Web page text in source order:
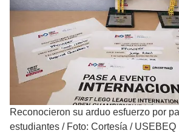
Reconocieron su arduo esfuerzo por
estudiantes / Foto: Cortesía / USEBEQ